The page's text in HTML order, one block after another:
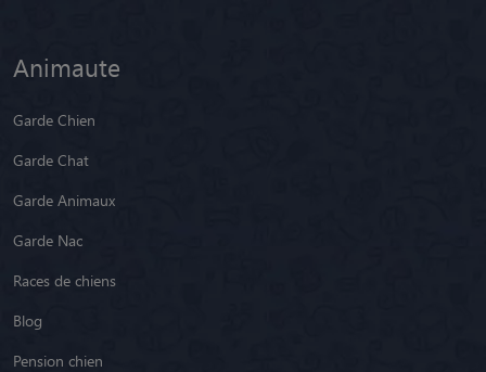
Animaute
Garde Chien
Garde Chat
Garde Animaux
Garde Nac
Races de chiens
Blog
Pension chien